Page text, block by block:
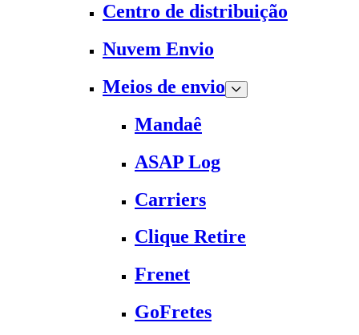
Centro de distribuição
Nuvem Envio
Meios de envio
Mandaê
ASAP Log
Carriers
Clique Retire
Frenet
GoFretes